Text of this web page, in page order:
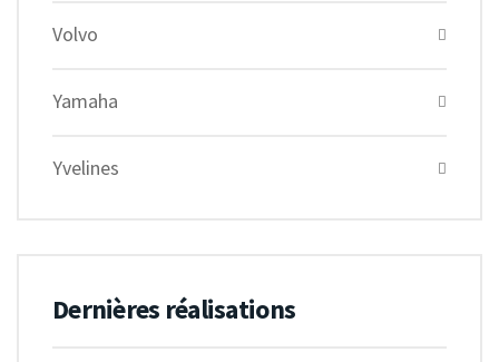
Volvo
Yamaha
Yvelines
Dernières réalisations